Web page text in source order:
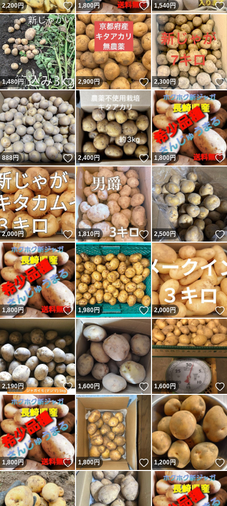
2,200円 いいね！
1,800 円 いいね！
1,540円
1,480円 いいね！
2,900円 いいね！
2,300円
888円 いいね！
2,400円 いいね！
1,800 円
2,000円 いいね！
1,810円 いいね！
2,500円
1,800 円 いいね！
1,980円 いいね！
2,000円
2,190円 いいね！
1,600円 いいね！
1,600円
1,800 円 いいね！
1,800円 いいね！
1,200円